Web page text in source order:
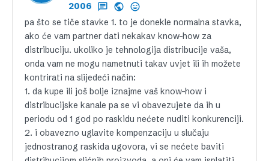
2006
pa što se tiče stavke 1. to je donekle normalna stavka,
ako će vam partner dati nekakav know-how za
distribuciju. ukoliko je tehnologija distribucije vaša,
onda vam ne mogu nametnuti takav uvjet ili ih možete
kontrirati na slijedeći način:
1. da kupe ili još bolje iznajme vaš know-how i
distribucijske kanale pa se vi obavezujete da ih u
periodu od 1 god po raskidu nećete nuditi konkurenciji.
2. i obavezno uglavite kompenzaciju u slučaju
jednostranog raskida ugovora, vi se nećete baviti